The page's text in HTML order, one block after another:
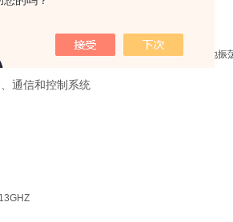
以在设计过程的初期便发现错误
频偏时为-126 dBc/Hz典型值）是进行本地振
通信和控制系统